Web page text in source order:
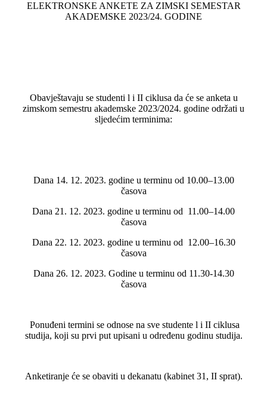
ELEKTRONSKE ANKETE ZA ZIMSKI SEMESTAR
AKADEMSKE 2023/24. GODINE
Obavještavaju se studenti l i II ciklusa da će se anketa u
zimskom semestru akademske 2023/2024. godine održati u
sljedećim terminima:
Dana 14. 12. 2023. godine u terminu od 10.00–13.00
časova
Dana 21. 12. 2023. godine u terminu od 11.00–14.00
časova
Dana 22. 12. 2023. godine u terminu od 12.00–16.30
časova
Dana 26. 12. 2023. Godine u terminu od 11.30-14.30
časova
Ponuđeni termini se odnose na sve studente l i II ciklusa
studija, koji su prvi put upisani u određenu godinu studija.
Anketiranje će se obaviti u dekanatu (kabinet 31, II sprat).